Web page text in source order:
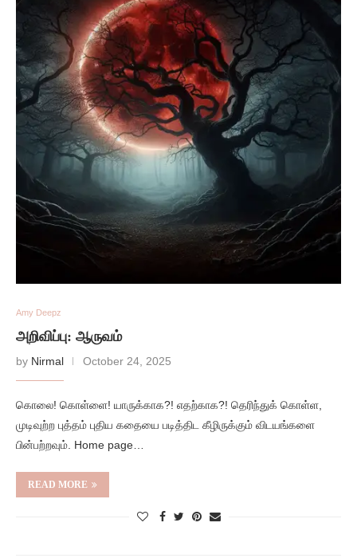
Amy Deepz
அறிவிப்பு: ஆருவம்
by Nirmal October 24, 2025
கொலை! கொள்ளை! யாருக்காக?! எதற்காக?! தெரிந்துக் கொள்ள,
முடிவுற்ற புத்தம் புதிய கதையை படித்திட கீழிருக்கும் விடயங்களை
பின்பற்றவும். Home page…
READ MORE